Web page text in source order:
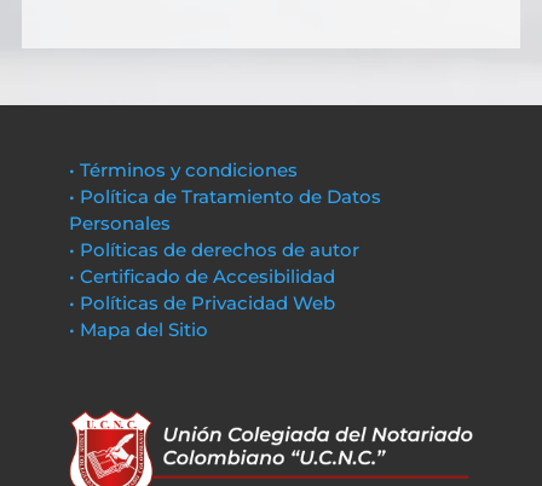
• Términos y condiciones
• Política de Tratamiento de Datos
Personales
• Políticas de derechos de autor
• Certificado de Accesibilidad
• Políticas de Privacidad Web
• Mapa del Sitio